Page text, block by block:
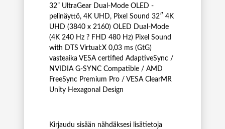
32” UltraGear Dual-Mode OLED -
pelinäyttö, 4K UHD, Pixel Sound 32″ 4K
UHD (3840 x 2160) OLED Dual-Mode
(4K 240 Hz ? FHD 480 Hz) Pixel Sound
with DTS Virtual:X 0,03 ms (GtG)
vasteaika VESA certified AdaptiveSync /
NVIDIA G-SYNC Compatible / AMD
FreeSync Premium Pro / VESA ClearMR
Unity Hexagonal Design
Kirjaudu sisään nähdäksesi lisätietoja